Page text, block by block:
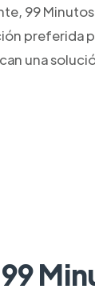
99 Minutos
preferida
una